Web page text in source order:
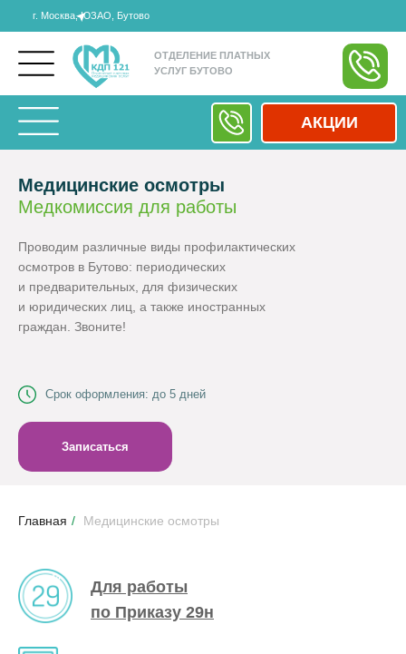
г. Москва, ЮЗАО, Бутово
ОТДЕЛЕНИЕ ПЛАТНЫХ
УСЛУГ БУТОВО
АКЦИИ
Медицинские осмотры
Записаться
Срок оформления: до 5 дней
Проводим различные виды профилактических
осмотров в Бутово: периодических
и предварительных, для физических
и юридических лиц, а также иностранных
граждан. Звоните!
Медкомиссия для работы
Главная / Медицинские осмотры
Для работы
по Приказу 29н